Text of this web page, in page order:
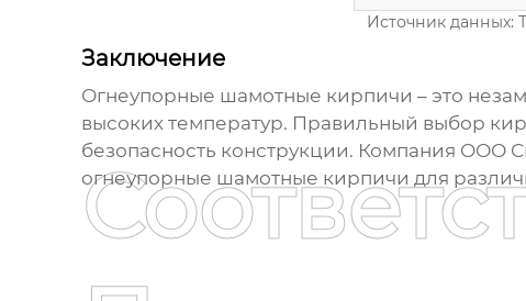
Источник данных:
Заключение
Огнеупорные шамотные кирпичи – это
высоких температур. Правильный выбор
безопасность конструкции. Компания ООО
огнеупорные шамотные кирпичи для